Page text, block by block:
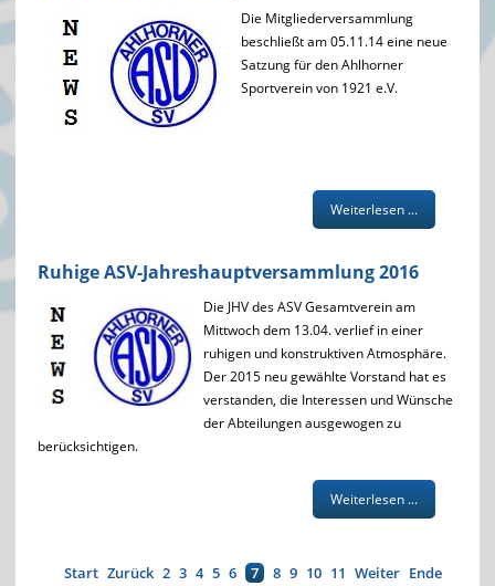
Die Mitgliederversammlung
beschließt am 05.11.14 eine neue
Satzung für den Ahlhorner
Sportverein von 1921 e.V.
Weiterlesen ...
Ruhige ASV-Jahreshauptversammlung 2016
Die JHV des ASV Gesamtverein am
Mittwoch dem 13.04. verlief in einer
ruhigen und konstruktiven Atmosphäre.
Der 2015 neu gewählte Vorstand hat es
verstanden, die Interessen und Wünsche
der Abteilungen ausgewogen zu
berücksichtigen.
Weiterlesen ...
Start Zurück 2 3 4 5 6 7 8 9 10 11 Weiter Ende